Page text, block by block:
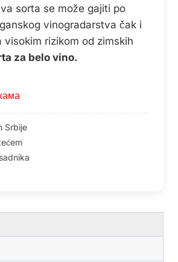
sorta se može gajiti po
vinogradarstva čak i
visokim rizikom od zimskih
za belo vino.